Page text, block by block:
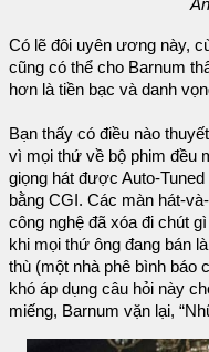
Có lẽ đôi uyên ương này,
cũng có thể cho Barnum
hơn là tiền bạc và danh
Bạn thấy có điều nào
vì mọi thứ về bộ phim đều
giọng hát được Auto-
bằng CGI. Các màn hát-
công nghệ đã xóa đi chút
khi mọi thứ ông đang bán
thù (một nhà phê bình báo
khó áp dụng câu hỏi này
miếng, Barnum vặn lại,